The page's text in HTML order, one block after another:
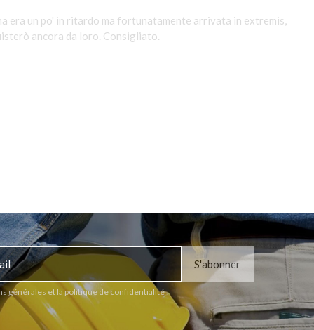
era un po' in ritardo ma fortunatamente arrivata in extremis,
ancora da loro. Consigliato.
générales et la politique de confidentialité